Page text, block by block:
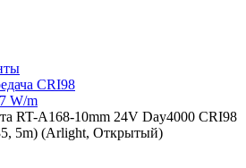
CRI98
W/m
RT-A168-10mm 24V Day4000 CRI98
5m) (Arlight, Открытый)